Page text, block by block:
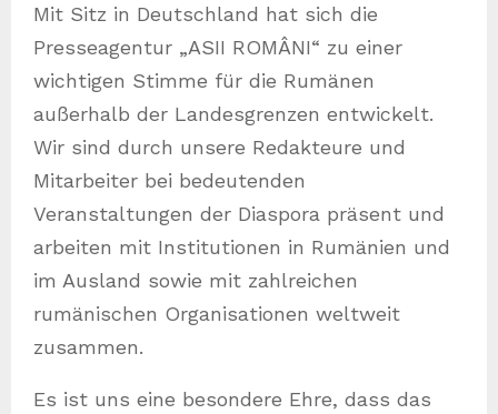
Mit Sitz in Deutschland hat sich die
Presseagentur „ASII ROMÂNI“ zu einer
wichtigen Stimme für die Rumänen
außerhalb der Landesgrenzen entwickelt.
Wir sind durch unsere Redakteure und
Mitarbeiter bei bedeutenden
Veranstaltungen der Diaspora präsent und
arbeiten mit Institutionen in Rumänien und
im Ausland sowie mit zahlreichen
rumänischen Organisationen weltweit
zusammen.
Es ist uns eine besondere Ehre, dass das